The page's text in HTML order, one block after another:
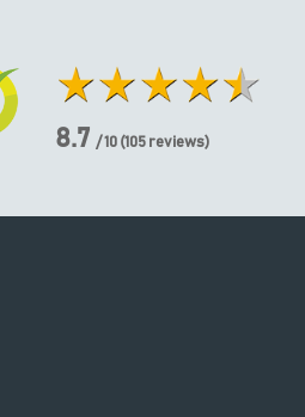
8.7 / 10 (105 reviews)